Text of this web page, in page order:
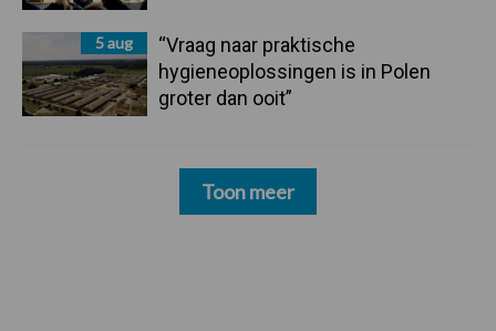
5 aug
“Vraag naar praktische
hygieneoplossingen is in Polen
groter dan ooit”
Toon meer